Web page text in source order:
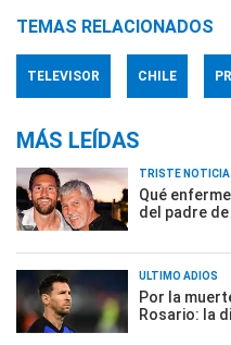
TEMAS RELACIONADOS
TELEVISOR CHILE
MÁS LEÍDAS
TRISTE NOTICIA
Qué
del padre
ÚLTIMO ADIÓS
Por la
Rosario: la